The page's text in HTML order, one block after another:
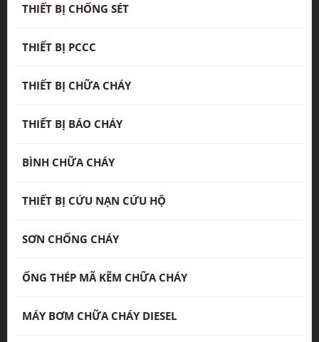
THIẾT BỊ CHỐNG SÉT
THIẾT BỊ PCCC
THIẾT BỊ CHỮA CHÁY
THIẾT BỊ BÁO CHÁY
BÌNH CHỮA CHÁY
THIẾT BỊ CỨU NẠN CỨU HỘ
SƠN CHỐNG CHÁY
ỐNG THÉP MÃ KẼM CHỮA CHÁY
MÁY BƠM CHỮA CHÁY DIESEL